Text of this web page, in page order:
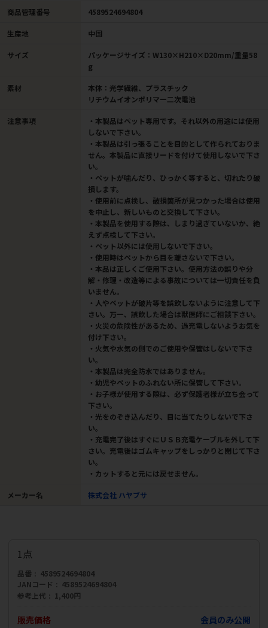
商品管理番号 4589524694804
生産地 中国
サイズ
パッケージサイズ：W130×H210×D20mm/重量58
g
素材
本体：光学繊維、プラスチック
リチウムイオンポリマー二次電池
注意事項
・本製品はペット専用です。それ以外の用途には使用
しないで下さい。
・本製品は引っ張ることを目的として作られておりま
せん。本製品に直接リードを付けて使用しないで下さ
い。
・ペットが噛んだり、ひっかく等すると、切れたり破
損します。
・使用前に点検し、破損箇所が見つかった場合は使用
を中止し、新しいものと交換して下さい。
・本製品を使用する際は、しまり過ぎていないか、絶
えず点検して下さい。
・ペット以外には使用しないで下さい。
・使用時はペットから目を離さないで下さい。
・本品は正しくご使用下さい。使用方法の誤りや分
解・修理・改造等による事故については一切責任を負
いません。
・人やペットが破片等を誤飲しないように注意して下
さい。万一、誤飲した場合は獣医師にご相談下さい。
・火災の危険性があるため、過充電しないようお気を
付け下さい。
・火気や水気の側でのご使用や保管はしないで下さ
い。
・本製品は完全防水ではありません。
・幼児やペットのふれない所に保管して下さい。
・お子様が使用する際は、必ず保護者様が立ち会って
下さい。
・光をのぞき込んだり、目に当てたりしないで下さ
い。
・充電完了後はすぐにＵＳＢ充電ケーブルを外して下
さい。充電後はゴムキャップをしっかりと閉じて下さ
い。
・カットすると元には戻せません。
メーカー名 株式会社 ハヤブサ
1点
品番
4589524694804
JANコード
4589524694804
参考上代
1,400円
販売価格 会員のみ公開